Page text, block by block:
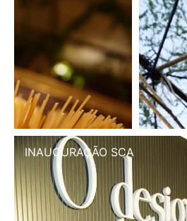
INAUGURAÇÃO SCA